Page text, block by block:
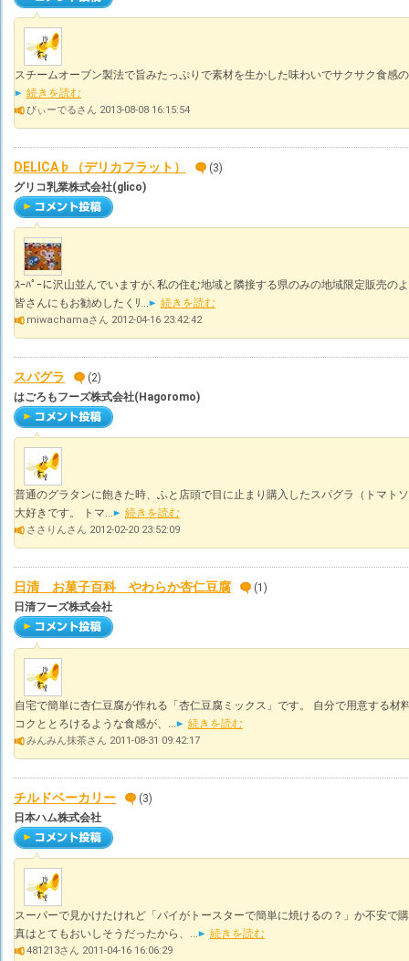
スチームオーブン製法で旨みたっぷりで素材を生かした味わいでサクサク食感
続きを読む
びぃーでるさん 2013-08-08 16:15:54
DELICA♭（デリカフラット）
(3)
グリコ乳業株式会社(glico)
ｽｰﾊﾟｰに沢山並んでいますが､私の住む地域と隣接する県のみの地域限定販売の
皆さんにもお勧めしたくﾘ...
続きを読む
miwachamaさん 2012-04-16 23:42:42
スパグラ
(2)
はごろもフーズ株式会社(Hagoromo)
普通のグラタンに飽きた時、ふと店頭で目に止まり購入したスパグラ（トマト
大好きです。 トマ...
続きを読む
ささりんさん 2012-02-20 23:52:09
日清 お菓子百科 やわらか杏仁豆腐
(1)
日清フーズ株式会社
自宅で簡単に杏仁豆腐が作れる「杏仁豆腐ミックス」です。 自分で用意する材
コクととろけるような食感が、...
続きを読む
みんみん抹茶さん 2011-08-31 09:42:17
チルドベーカリー
(3)
日本ハム株式会社
スーパーで見かけたけれど「パイがトースターで簡単に焼けるの？」か不安で
真はとてもおいしそうだったから、...
続きを読む
481213さん 2011-04-16 16:06:29